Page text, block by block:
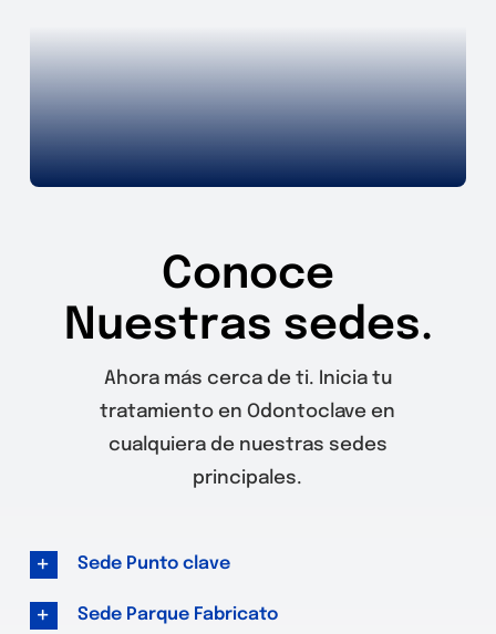
Conoce
Nuestras sedes.
Ahora más cerca de ti. Inicia tu
tratamiento en Odontoclave en
cualquiera de nuestras sedes
principales.
Sede Punto clave
Sede Parque Fabricato